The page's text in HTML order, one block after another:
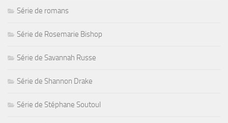
Série de romans
Série de Rosemarie Bishop
Série de Savannah Russe
Série de Shannon Drake
Série de Stéphane Soutoul